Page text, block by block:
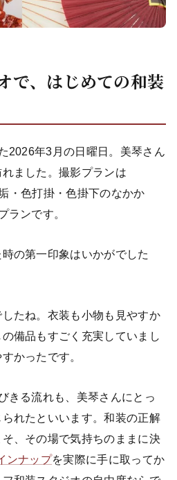
で、はじめての和装
2026年3月の日曜日。美琴さん
ました。撮影プランは
・色打掛・色掛下のなかか
ランです。
の第一印象はいかがでした
たね。衣装も小物も見やすか
備品もすごく充実していまし
かったです。
きる流れも、美琴さんにとっ
れたといいます。和装の正解
、その場で気持ちのままに決
ンナップを実際に手に取ってか